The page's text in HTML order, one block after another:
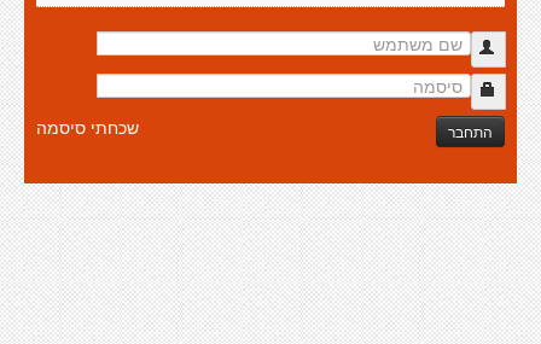
התחבר שכחתי סיסמה